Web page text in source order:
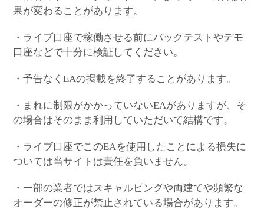
果が変わることがあります。
・ライブ口座で稼働させる前にバックテストやデモ
口座などで十分に検証してください。
・予告なくEAの掲載を終了することがあります。
・まれに制限がかかっていないEAがありますが、そ
の場合はそのまま利用していただいて結構です。
・ライブ口座でこのEAを使用したことによる損失に
ついては当サイトは責任を負いません。
・一部の業者ではスキャルピングや両建てや頻繁な
オーダーの修正が禁止されている場合があります。